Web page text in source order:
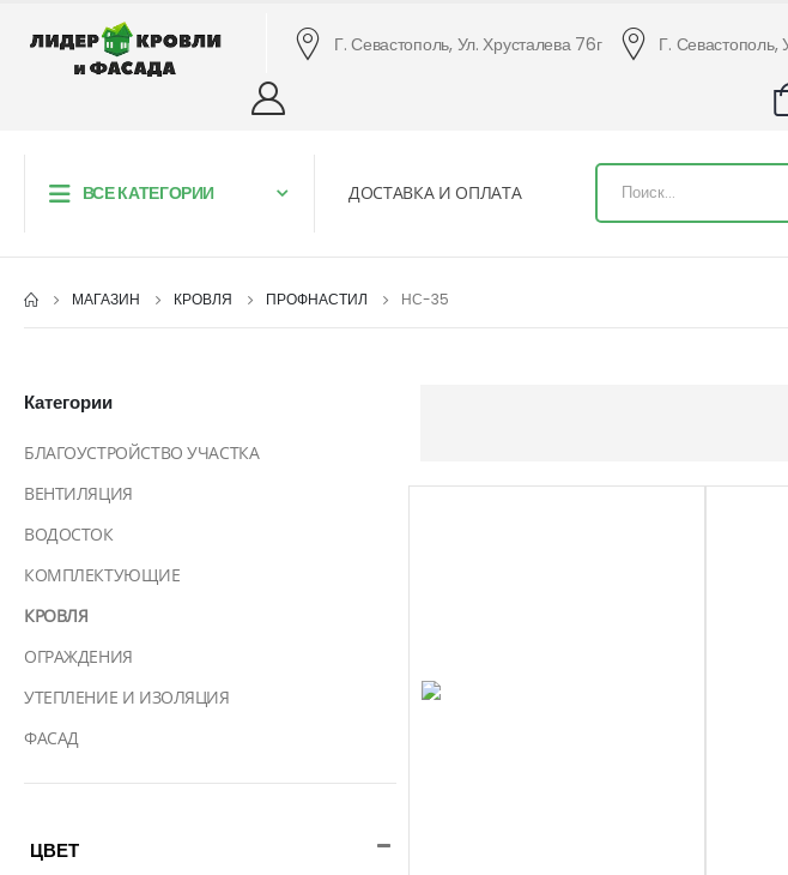
Г. Севастополь, Ул. Хрусталева 76г Г.
ВСЕ КАТЕГОРИИ ДОСТАВКА И ОПЛАТА
МАГАЗИН КРОВЛЯ ПРОФНАСТИЛ НС-35
Категории
БЛАГОУСТРОЙСТВО УЧАСТКА
ВЕНТИЛЯЦИЯ
ВОДОСТОК
КОМПЛЕКТУЮЩИЕ
КРОВЛЯ
ОГРАЖДЕНИЯ
УТЕПЛЕНИЕ И ИЗОЛЯЦИЯ
ФАСАД
ЦВЕТ